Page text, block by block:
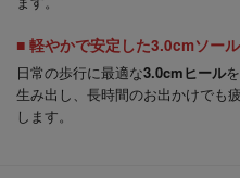
■ 軽やかで安定した3.0cmソール
日常の歩行に最適な3.0cmヒール
生み出し、長時間のお出かけでも
します。